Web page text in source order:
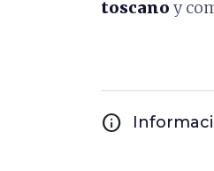
toscano y
info